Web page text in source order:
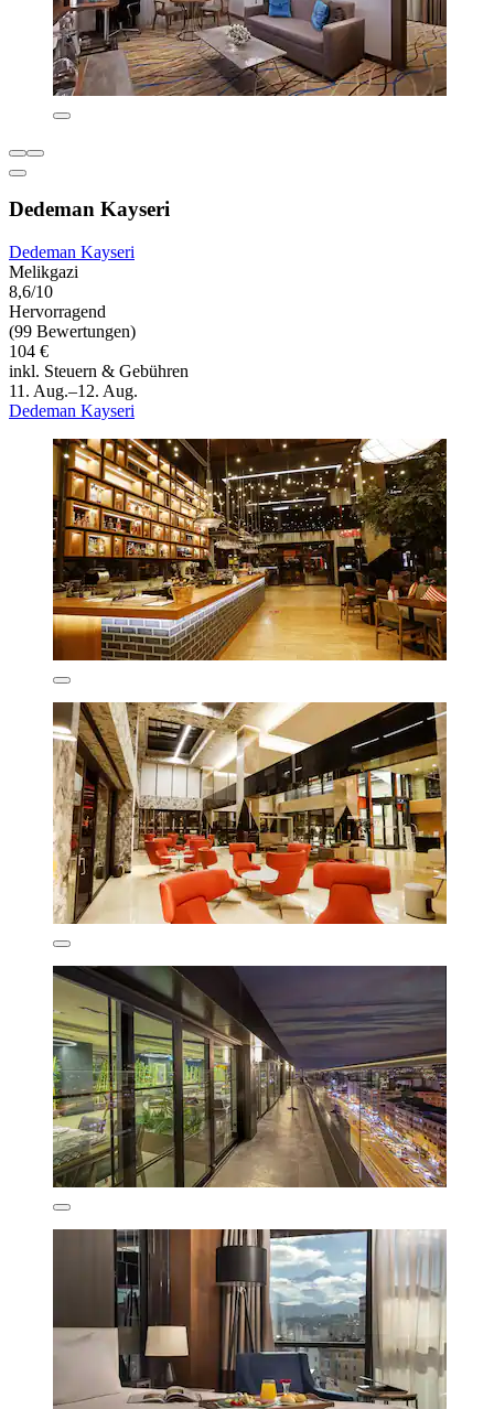
Dedeman Kayseri
Dedeman Kayseri
Melikgazi
8,6/10
Hervorragend
(99 Bewertungen)
104 €
inkl. Steuern & Gebühren
11. Aug.–12. Aug.
Dedeman Kayseri